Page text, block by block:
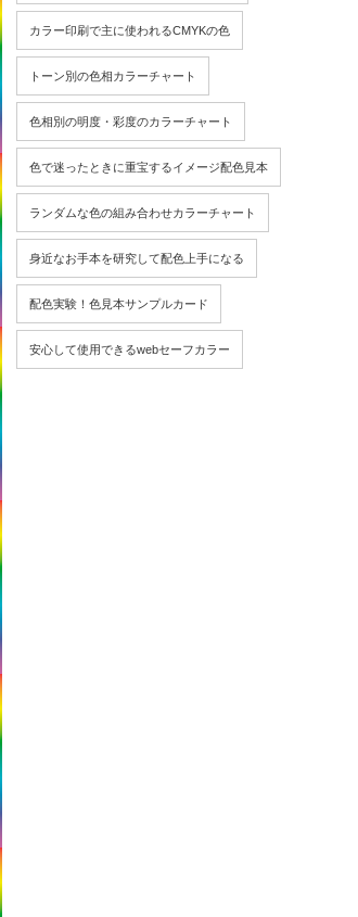
カラー印刷で主に使われるCMYKの色
トーン別の色相カラーチャート
色相別の明度・彩度のカラーチャート
色で迷ったときに重宝するイメージ配色見本
ランダムな色の組み合わせカラーチャート
身近なお手本を研究して配色上手になる
配色実験！色見本サンプルカード
安心して使用できるwebセーフカラー